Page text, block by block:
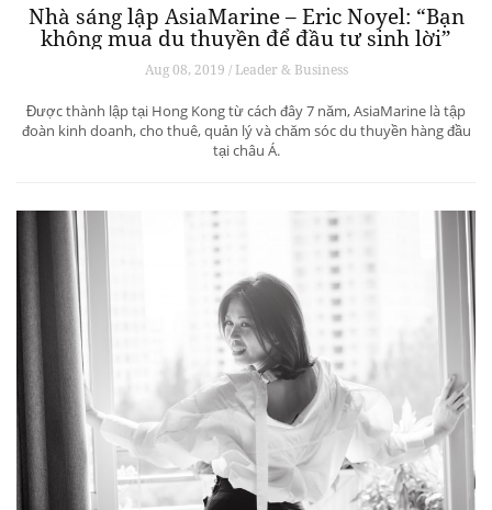
Nhà sáng lập AsiaMarine – Eric Noyel: “Bạn
không mua du thuyền để đầu tư sinh lời”
Aug 08, 2019 / Leader & Business
Được thành lập tại Hong Kong từ cách đây 7 năm, AsiaMarine là tập
đoàn kinh doanh, cho thuê, quản lý và chăm sóc du thuyền hàng đầu
tại châu Á.